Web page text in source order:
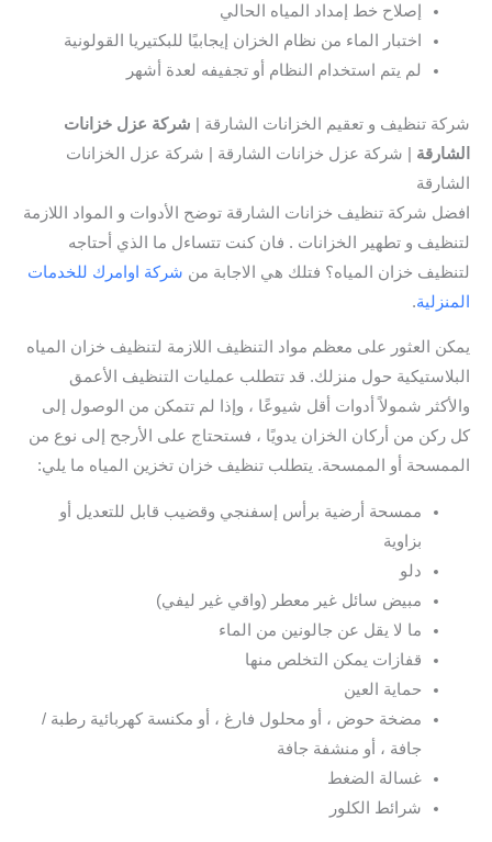
إصلاح خط إمداد المياه الحالي
اختبار الماء من نظام الخزان إيجابيًا للبكتيريا القولونية
لم يتم استخدام النظام أو تجفيفه لعدة أشهر
شركة تنظيف و تعقيم الخزانات الشارقة | شركة عزل خزانات
الشارقة | شركة عزل خزانات الشارقة | شركة عزل الخزانات
الشارقة
افضل شركة تنظيف خزانات الشارقة توضح الأدوات و المواد اللازمة
لتنظيف و تطهير الخزانات . فان كنت تتساءل ما الذي أحتاجه
لتنظيف خزان المياه؟ فتلك هي الاجابة من شركة اوامرك للخدمات
المنزلية.
يمكن العثور على معظم مواد التنظيف اللازمة لتنظيف خزان المياه
البلاستيكية حول منزلك. قد تتطلب عمليات التنظيف الأعمق
والأكثر شمولاً أدوات أقل شيوعًا ، وإذا لم تتمكن من الوصول إلى
كل ركن من أركان الخزان يدويًا ، فستحتاج على الأرجح إلى نوع من
الممسحة أو الممسحة. يتطلب تنظيف خزان تخزين المياه ما يلي:
ممسحة أرضية برأس إسفنجي وقضيب قابل للتعديل أو
بزاوية
دلو
مبيض سائل غير معطر (واقي غير ليفي)
ما لا يقل عن جالونين من الماء
قفازات يمكن التخلص منها
حماية العين
مضخة حوض ، أو محلول فارغ ، أو مكنسة كهربائية رطبة /
جافة ، أو منشفة جافة
غسالة الضغط
شرائط الكلور